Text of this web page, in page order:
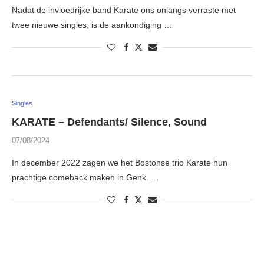
Nadat de invloedrijke band Karate ons onlangs verraste met
twee nieuwe singles, is de aankondiging …
Singles
KARATE – Defendants/ Silence, Sound
07/08/2024
In december 2022 zagen we het Bostonse trio Karate hun
prachtige comeback maken in Genk. …